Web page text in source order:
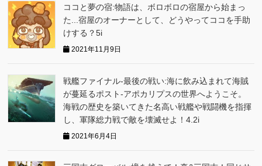
ココと夢の宿:物語は、ボロボロの宿屋から始まっ
た...宿屋のオーナーとして、どうやってココを手助
けする？5i
2021年11月9日
戦艦ファイナル-最後の戦い:海に飲み込まれて海賊
が蔓延るポスト-アポカリプスの世界へようこそ。
海戦の歴史を築いてきた名高い戦艦や戦闘機を指揮
し、軍隊総力戦で敵を壊滅せよ！4.2i
2021年6月4日